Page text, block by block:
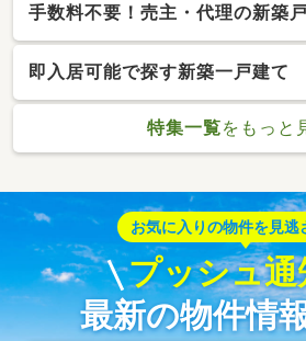
手数料不要！売主・代理の新築
即入居可能で探す新築一戸建て
特集一覧をもっと
お気に入りの物件を見逃
プッシュ通
最新の物件情